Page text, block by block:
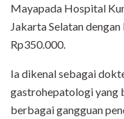
Mayapada Hospital
Jakarta Selatan
Rp350.000.
Ia dikenal sebagai
gastrohepatologi yang
berbagai gangguan